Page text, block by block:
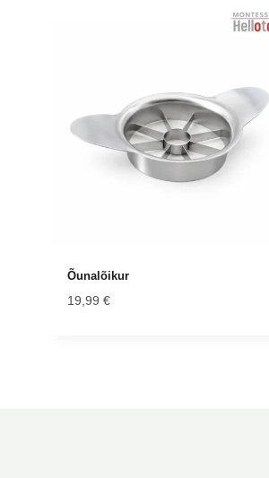
Õunalõikur
19,99 €